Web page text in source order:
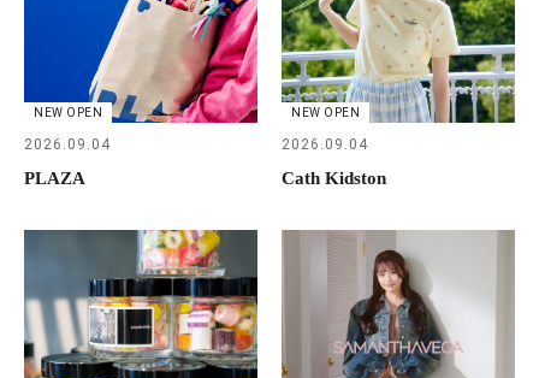
NEW OPEN
2026.09.04
PLAZA
NEW OPEN
2026.09.04
Cath Kidston